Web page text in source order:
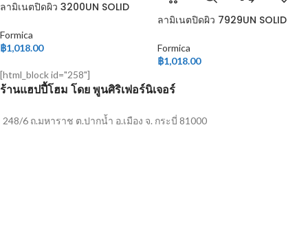
ลามิเนตปิดผิว 3200UN SOLID
Formica
฿1,018.00
ลามิเนตปิดผิว 7929UN SOLID
Formica
฿1,018.00
[html_block id="258"]
ร้านแฮปปี้โฮม โดย พูนศิริเฟอร์นิเจอร์
248/6 ถ.มหาราช ต.ปากน้ำ อ.เมือง จ. กระบี่ 81000